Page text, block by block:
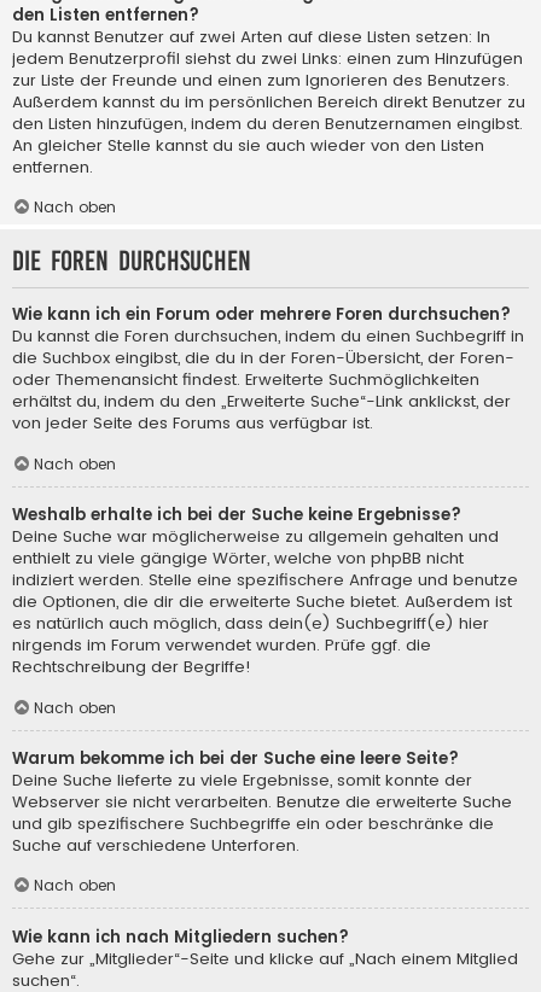
den Listen entfernen?
Du kannst Benutzer auf zwei Arten auf diese Listen setzen: In
jedem Benutzerprofil siehst du zwei Links: einen zum Hinzufügen
zur Liste der Freunde und einen zum Ignorieren des Benutzers.
Außerdem kannst du im persönlichen Bereich direkt Benutzer zu
den Listen hinzufügen, indem du deren Benutzernamen eingibst.
An gleicher Stelle kannst du sie auch wieder von den Listen
entfernen.
Nach oben
Die Foren durchsuchen
Wie kann ich ein Forum oder mehrere Foren durchsuchen?
Du kannst die Foren durchsuchen, indem du einen Suchbegriff in
die Suchbox eingibst, die du in der Foren-Übersicht, der Foren-
oder Themenansicht findest. Erweiterte Suchmöglichkeiten
erhältst du, indem du den „Erweiterte Suche“-Link anklickst, der
von jeder Seite des Forums aus verfügbar ist.
Nach oben
Weshalb erhalte ich bei der Suche keine Ergebnisse?
Deine Suche war möglicherweise zu allgemein gehalten und
enthielt zu viele gängige Wörter, welche von phpBB nicht
indiziert werden. Stelle eine spezifischere Anfrage und benutze
die Optionen, die dir die erweiterte Suche bietet. Außerdem ist
es natürlich auch möglich, dass dein(e) Suchbegriff(e) hier
nirgends im Forum verwendet wurden. Prüfe ggf. die
Rechtschreibung der Begriffe!
Nach oben
Warum bekomme ich bei der Suche eine leere Seite?
Deine Suche lieferte zu viele Ergebnisse, somit konnte der
Webserver sie nicht verarbeiten. Benutze die erweiterte Suche
und gib spezifischere Suchbegriffe ein oder beschränke die
Suche auf verschiedene Unterforen.
Nach oben
Wie kann ich nach Mitgliedern suchen?
Gehe zur „Mitglieder“-Seite und klicke auf „Nach einem Mitglied
suchen“.